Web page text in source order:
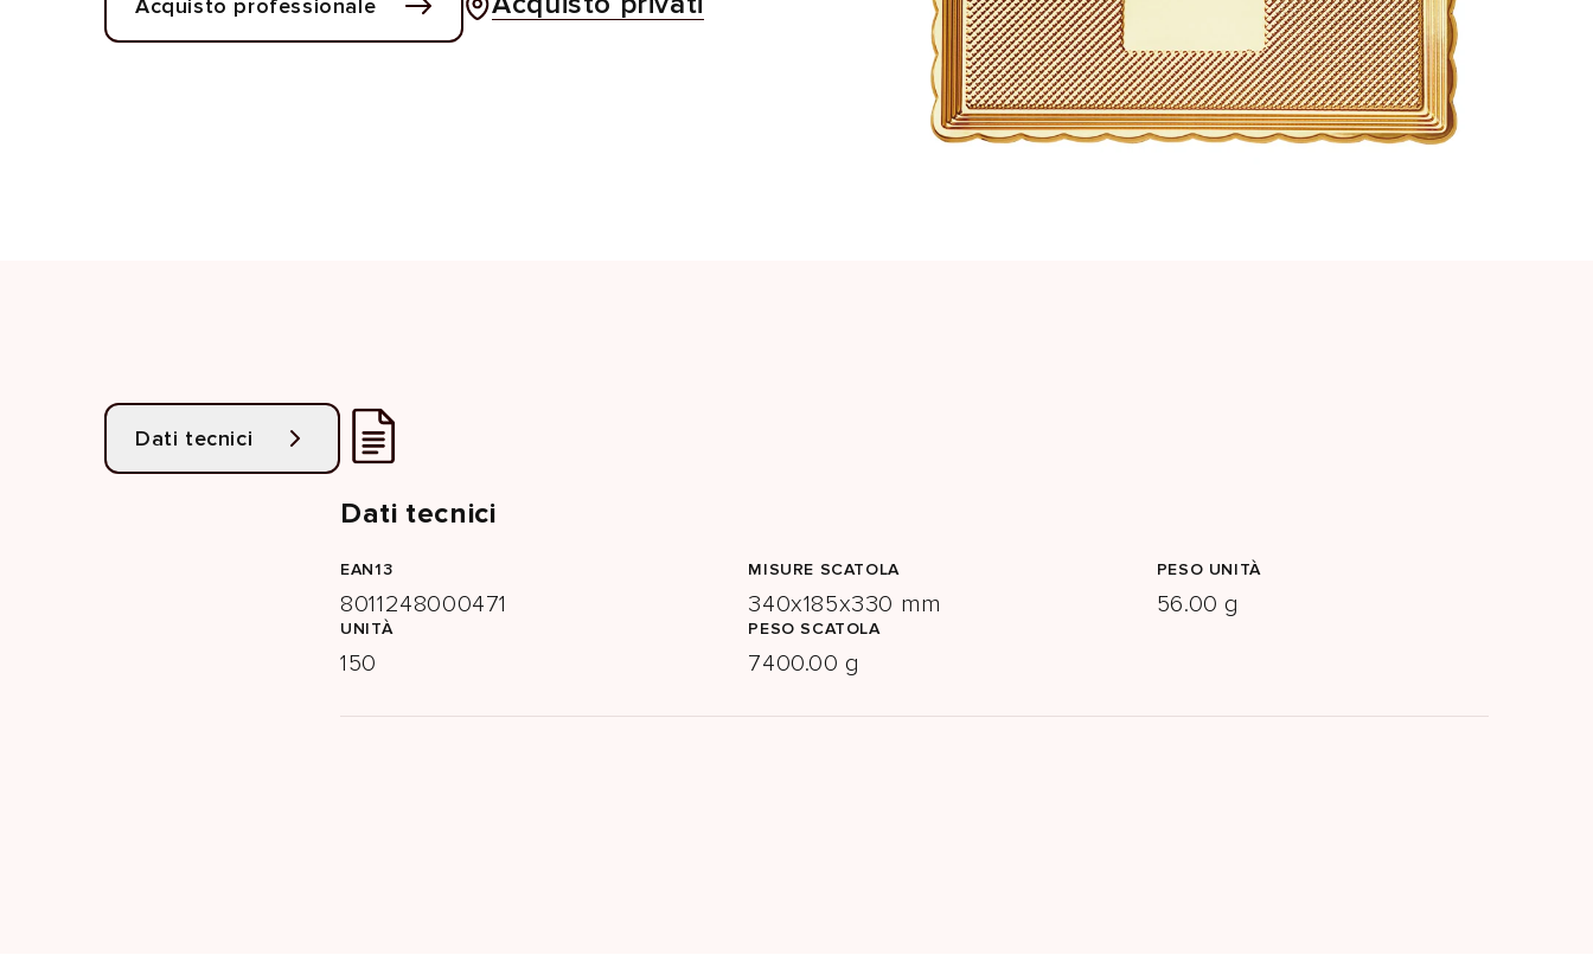
Acquisto professionale
Dati tecnici
Dati tecnici
EAN13
8011248000471
UNITÀ
150
MISURE SCATOLA
340x185x330 mm
PESO SCATOLA
7400.00 g
PESO UNITÀ
56.00 g